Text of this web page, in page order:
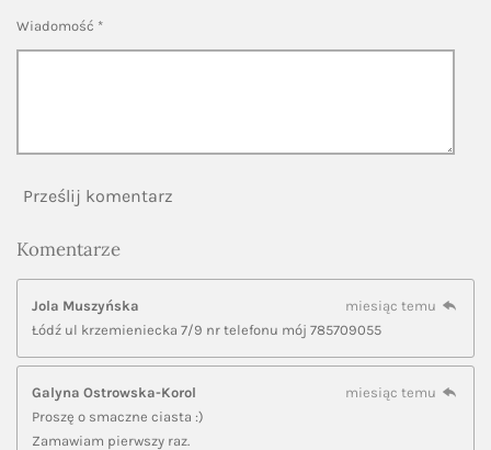
Wiadomość *
Prześlij komentarz
Komentarze
Jola Muszyńska
miesiąc temu
Łódź ul krzemieniecka 7/9 nr telefonu mój 785709055
Galyna Ostrowska-Korol
miesiąc temu
Proszę o smaczne ciasta :)
Zamawiam pierwszy raz.